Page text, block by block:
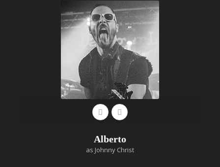
Alberto
as Johnny Christ